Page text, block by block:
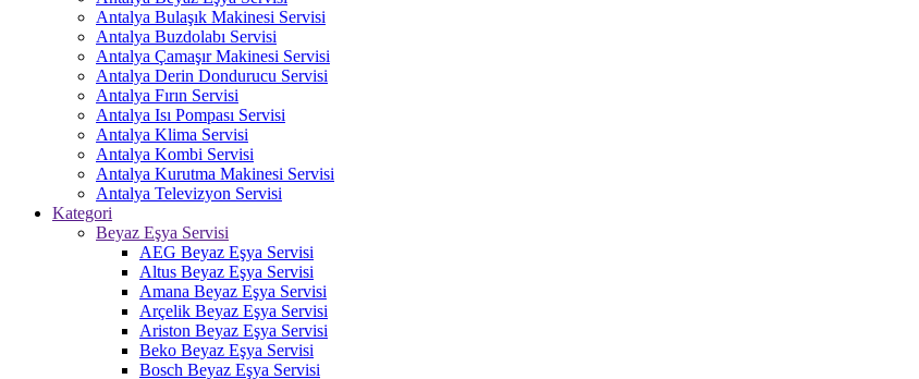
Antalya Bulaşık Makinesi Servisi
Antalya Buzdolabı Servisi
Antalya Çamaşır Makinesi Servisi
Antalya Derin Dondurucu Servisi
Antalya Fırın Servisi
Antalya Isı Pompası Servisi
Antalya Klima Servisi
Antalya Kombi Servisi
Antalya Kurutma Makinesi Servisi
Antalya Televizyon Servisi
Kategori
Beyaz Eşya Servisi
AEG Beyaz Eşya Servisi
Altus Beyaz Eşya Servisi
Amana Beyaz Eşya Servisi
Arçelik Beyaz Eşya Servisi
Ariston Beyaz Eşya Servisi
Beko Beyaz Eşya Servisi
Bosch Beyaz Eşya Servisi